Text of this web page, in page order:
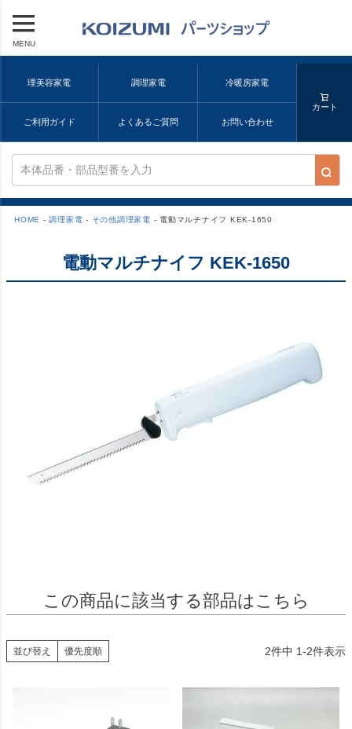
MENU
理美容家電 調理家電 冷暖房家電
ご利用ガイド よくあるご質問 お問い合わせ
カート
HOME 調理家電 その他調理家電 電動マルチナイフ KEK-1650
電動マルチナイフ KEK-1650
この商品に該当する部品はこちら
並び替え 優先度順 2件中 1-2件表示